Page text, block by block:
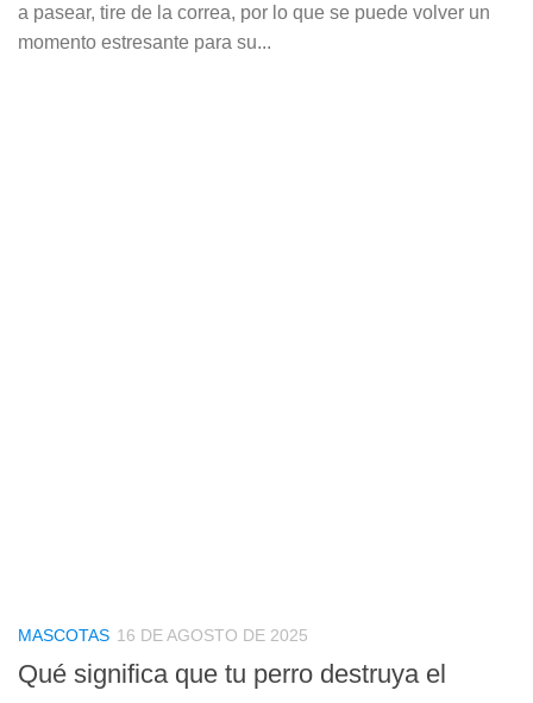
a pasear, tire de la correa, por lo que se puede volver un
momento estresante para su...
MASCOTAS 16 DE AGOSTO DE 2025
Qué significa que tu perro destruya el